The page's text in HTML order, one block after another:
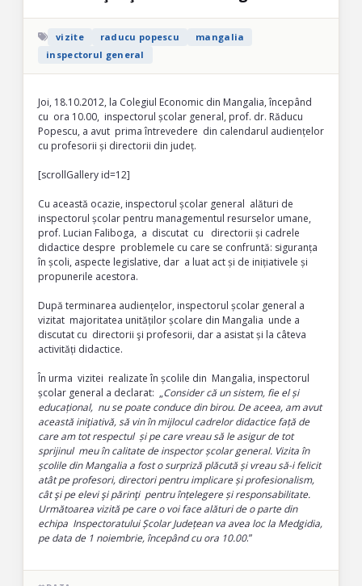
vizite raducu popescu
mangalia
inspectorul general
Joi, 18.10.2012, la Colegiul Economic din Mangalia, începând
cu ora 10.00, inspectorul școlar general, prof. dr. Răducu
Popescu, a avut prima întrevedere din calendarul audiențelor
cu profesorii și directorii din județ.
[scrollGallery id=12]
Cu această ocazie, inspectorul școlar general alături de
inspectorul școlar pentru managementul resurselor umane,
prof. Lucian Faliboga, a discutat cu directorii și cadrele
didactice despre problemele cu care se confruntă: siguranța
în școli, aspecte legislative, dar a luat act și de inițiativele și
propunerile acestora.
După terminarea audiențelor, inspectorul școlar general a
vizitat majoritatea unităților școlare din Mangalia unde a
discutat cu directorii şi profesorii, dar a asistat și la câteva
activități didactice.
În urma vizitei realizate în școlile din Mangalia, inspectorul
școlar general a declarat: „Consider că un sistem, fie el și
educațional, nu se poate conduce din birou. De aceea, am avut
această iniţiativă, să vin în mijlocul cadrelor didactice față de
care am tot respectul și pe care vreau să le asigur de tot
sprijinul meu în calitate de inspector școlar general. Vizita în
școlile din Mangalia a fost o surpriză plăcută și vreau să-i felicit
atât pe profesori, directori pentru implicare și profesionalism,
cât şi pe elevi şi părinţi pentru înțelegere și responsabilitate.
Următoarea vizită pe care o voi face alături de o parte din
echipa Inspectoratului Școlar Județean va avea loc la Medgidia,
pe data de 1 noiembrie, începând cu ora 10.00.”